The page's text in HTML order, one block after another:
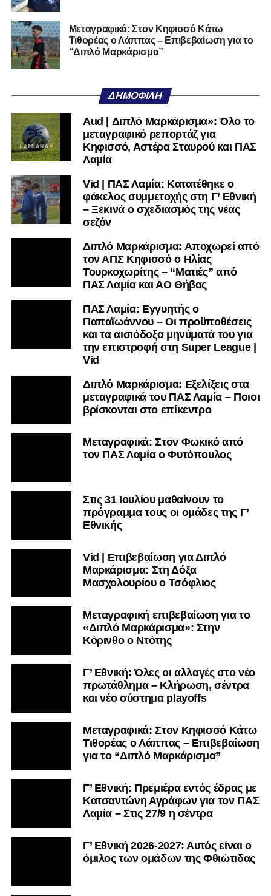
Αν η Λαμία συνεχίσει να μικραίνει τον εαυτό της, δεν θα
χρειαστεί κανείς άλλος να το κάνει.
Όταν αποφασίσει να συνειδητοποιήσει ότι είναι
πολύ μικρή.
Ακολουθήστε το lamiara.grστοGoogle Newsγια να
μαθαίνετε πρώτοι τα κυανόλευκα νέα στην Ελλάδα και τον
υπόλοιπο κόσμο. Ακολουθήστε το lamiara.gr στο
μαθαίνετε σε χρόνο dt όλα τα νέα.
Μεταγραφικά: Στον Κηφισσό Κάτω
Τιθορέας ο Λάππας – Επιβεβαίωση για το
“Διπλό Μαρκάρισμα”
ΔΗΜΟΦΙΛΉ
Aud | Διπλό Μαρκάρισμα»: Όλο το
μεταγραφικό ρεπορτάζ για
Κηφισσό, Αστέρα Σταυρού και ΠΑΣ
Λαμία
Vid | ΠΑΣ Λαμία: Κατατέθηκε ο
φάκελος συμμετοχής στη Γ’ Εθνική
– Ξεκινά ο σχεδιασμός της νέας
σεζόν
Διπλό Μαρκάρισμα: Αποχωρεί από
τον ΑΠΣ Κηφισσό ο Ηλίας
Τουρκοχωρίτης – “Ματιές” από
ΠΑΣ Λαμία και ΑΟ Θήβας
ΠΑΣ Λαμία: Εγγυητής ο
Παπαϊωάννου – Οι προϋποθέσεις
και τα αισιόδοξα μηνύματά του για
την επιστροφή στη Super League |
Vid
Διπλό Μαρκάρισμα: Εξελίξεις στα
μεταγραφικά του ΠΑΣ Λαμία – Ποιοι
βρίσκονται στο επίκεντρο
Μεταγραφικά: Στον Φωκικό από
τον ΠΑΣ Λαμία ο Φυτόπουλος
Στις 31 Ιουλίου μαθαίνουν το
πρόγραμμα τους οι ομάδες της Γ’
Εθνικής
Vid | Επιβεβαίωση για Διπλό
Μαρκάρισμα: Στη Δόξα
Μασχολουρίου ο Τσόφλιος
Μεταγραφική επιβεβαίωση για το
«Διπλό Μαρκάρισμα»: Στην
Κόρινθο ο Ντότης
Γ’ Εθνική: Όλες οι αλλαγές στο νέο
πρωτάθλημα – Κλήρωση, σέντρα
και νέο σύστημα playoffs
Μεταγραφικά: Στον Κηφισσό Κάτω
Τιθορέας ο Λάππας – Επιβεβαίωση
για το “Διπλό Μαρκάρισμα”
Γ’ Εθνική: Πρεμιέρα εντός έδρας με
Κατσαντώνη Αγράφων για τον ΠΑΣ
Λαμία – Στις 27/9 η σέντρα
Γ’ Εθνική 2026-2027: Αυτός είναι ο
όμιλος των ομάδων της Φθιώτιδας